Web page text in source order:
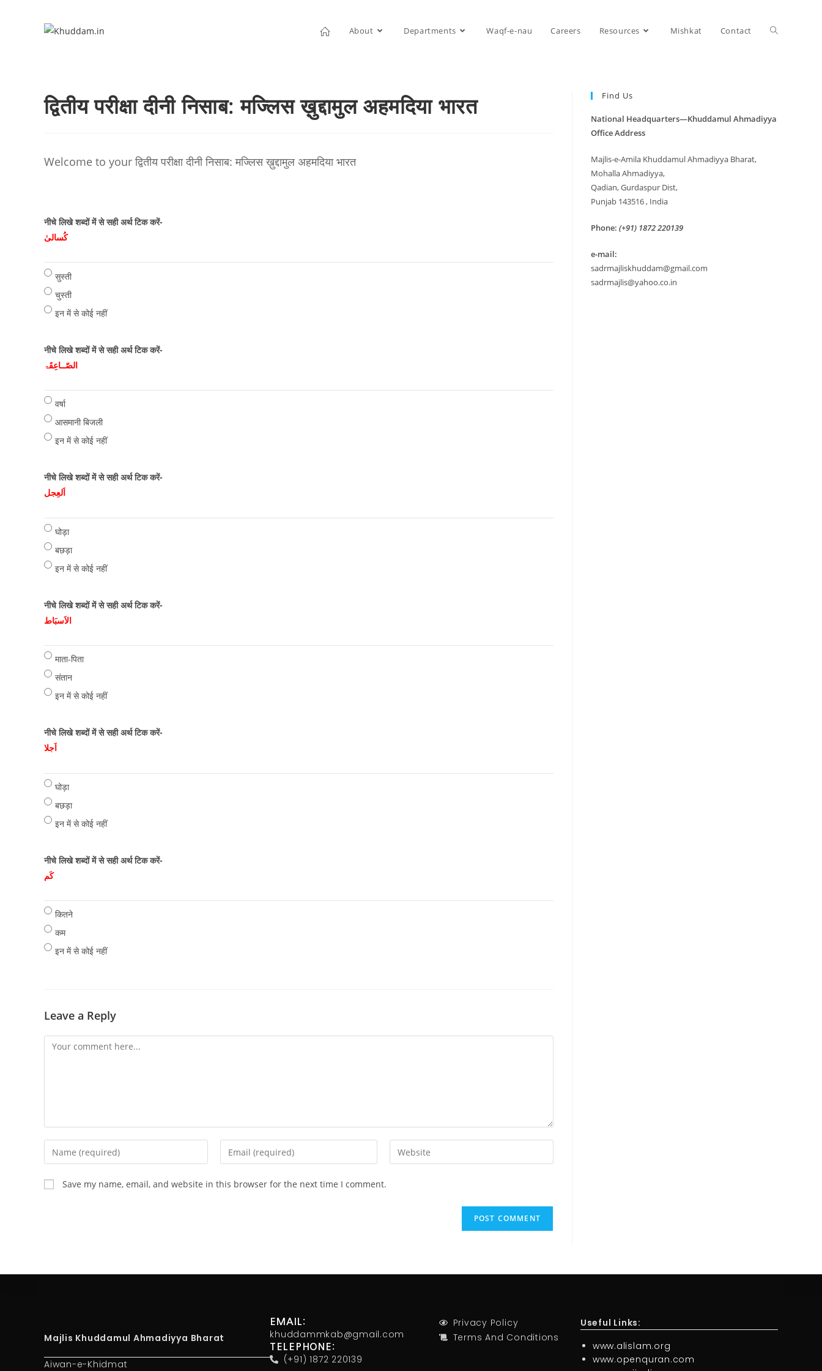
About Departments Waqf-e-nau Careers Resources Mishkat Contact
द्वितीय परीक्षा दीनी निसाब: मज्लिस ख़ुद्दामुल अहमदिया भारत
Welcome to your द्वितीय परीक्षा दीनी निसाब: मज्लिस ख़ुद्दामुल अहमदिया भारत
नीचे लिखे शब्दों में से सही अर्थ टिक करें-
کُسالیٰ
सुस्ती
चुस्ती
इन में से कोई नहीं
नीचे लिखे शब्दों में से सही अर्थ टिक करें-
الصّــاعِقَۃ
वर्षा
आसमानी बिजली
इन में से कोई नहीं
नीचे लिखे शब्दों में से सही अर्थ टिक करें-
اَلعِجل
घोड़ा
बछड़ा
इन में से कोई नहीं
नीचे लिखे शब्दों में से सही अर्थ टिक करें-
الاَسبَاط
माता-पिता
संतान
इन में से कोई नहीं
नीचे लिखे शब्दों में से सही अर्थ टिक करें-
اَجلا
घोड़ा
बछड़ा
इन में से कोई नहीं
नीचे लिखे शब्दों में से सही अर्थ टिक करें-
کَم
कितने
कम
इन में से कोई नहीं
Leave a Reply
Save my name, email, and website in this browser for the next time I comment.
Find Us
National Headquarters—Khuddamul Ahmadiyya
Office Address
Majlis-e-Amila Khuddamul Ahmadiyya Bharat,
Mohalla Ahmadiyya,
Qadian, Gurdaspur Dist,
Punjab 143516 , India
Phone: (+91) 1872 220139
e-mail:
sadrmajliskhuddam@gmail.com
sadrmajlis@yahoo.co.in
Majlis Khuddamul Ahmadiyya Bharat
Aiwan-e-Khidmat
EMAIL:
khuddammkab@gmail.com
TELEPHONE:
(+91) 1872 220139
Privacy Policy
Terms And Conditions
Useful Links:
www.alislam.org
www.openquran.com